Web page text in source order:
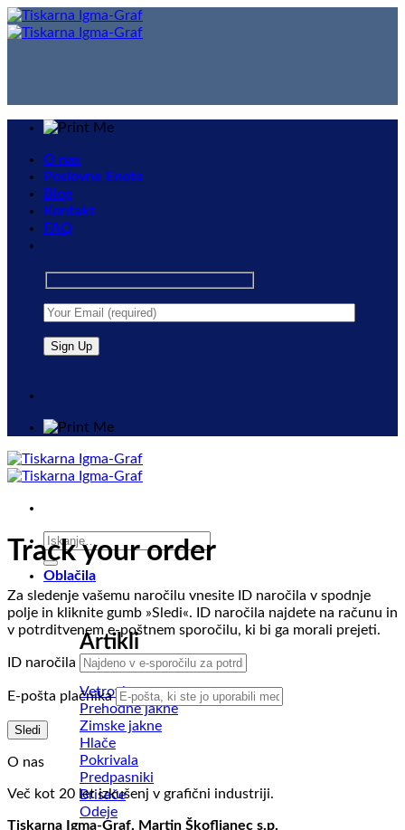
Skip
to
O nas
Poslovne Enote
Blog
Kontakt
FAQ
Išči:
Oblačila
Artikli
Vetrovke
Prehodne jakne
Zimske jakne
Hlače
Pokrivala
Predpasniki
Brisače
Odeje
Track your order
Za sledenje vašemu naročilu vnesite ID naročila v spodnje
polje in kliknite gumb »Sledi«. ID naročila najdete na računu in
v potrditvenem e-poštnem sporočilu, ki bi ga morali prejeti.
ID naročila
E-pošta plačnika
Sledi
O nas
Več kot 20 let izkušenj v grafični industriji.
Tiskarna Igma-Graf, Martin Škofljanec s.p.